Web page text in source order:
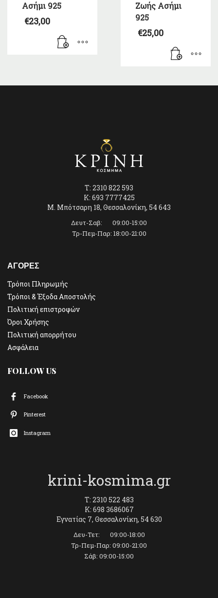
Ασήμι 925
€23,00
Ζωής Ασήμι
925
€25,00
T: 2310 822 593
K: 693 7777425
Μ. Μπότσαρη 18, Θεσσαλονίκη, 54 643
Δευτ-Σαβ: 09:00-15:00
Τρ-Πεμ-Παρ: 18:00-21:00
ΑΓΟΡΕΣ
Τρόποι Πληρωμής
Τρόποι & Έξοδα Αποστολής
Πολιτική επιστροφών
Όροι Χρήσης
Πολιτική απορρήτου
Ασφάλεια
FOLLOW US
Facebook
Pinterest
Instagram
krini-kosmima.gr
T: 2310 522 483
K: 698 3686067
Εγνατίας 7, Θεσσαλονίκη, 54 630
Δευ-Τετ: 09:00-18:00
Τρ-Πεμ-Παρ: 09:00-21:00
Σάβ: 09:00-15:00